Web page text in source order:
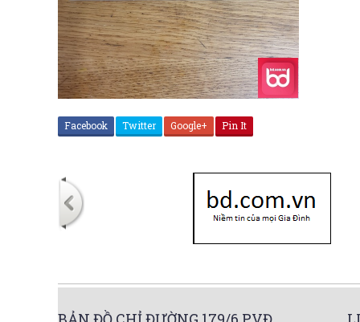
Facebook Twitter Google+ Pin It